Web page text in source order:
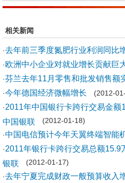
相关新闻
·去年前三季度氮肥行业利润同比
· 欧洲中小企业对就业增长贡献巨
·芬兰去年11月零售和批发销售额
·今年德国经济微幅增长 (2012-
· 2011年中国银行卡跨行交易金
中国银联 (2012-01-18)
·中国电信预计今年天翼终端智能
· 2011年银行卡跨行交易总额15.9
银联 (2012-01-17)
·去年宁夏完成财政一般预算收入